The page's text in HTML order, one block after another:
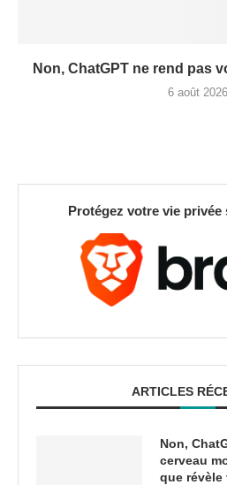
Non, ChatGPT ne rend pas
6 août 2026
Protégez votre vie privée
ARTICLES
Non,
cerveau
que révèle